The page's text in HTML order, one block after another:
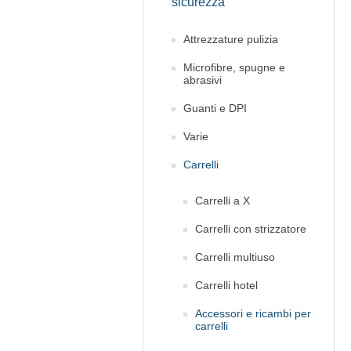
Attrezzature pulizia
Microfibre, spugne e
abrasivi
Guanti e DPI
Varie
Carrelli
Carrelli a X
Carrelli con strizzatore
Carrelli multiuso
Carrelli hotel
Accessori e ricambi per
carrelli